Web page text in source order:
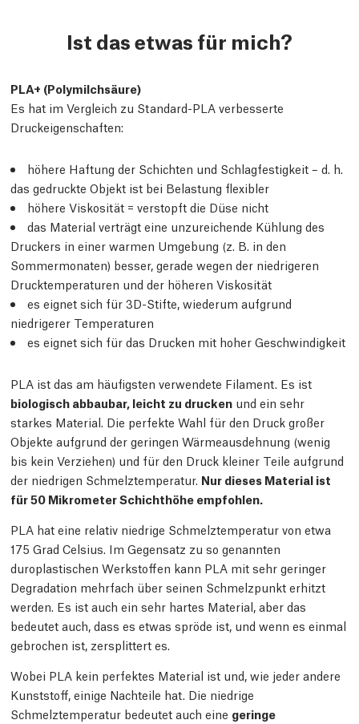
Ist das etwas für mich?
PLA+ (Polymilchsäure)
Es hat im Vergleich zu Standard-PLA verbesserte
Druckeigenschaften:
höhere Haftung der Schichten und Schlagfestigkeit – d. h.
das gedruckte Objekt ist bei Belastung flexibler
höhere Viskosität = verstopft die Düse nicht
das Material verträgt eine unzureichende Kühlung des
Druckers in einer warmen Umgebung (z. B. in den
Sommermonaten) besser, gerade wegen der niedrigeren
Drucktemperaturen und der höheren Viskosität
es eignet sich für 3D-Stifte, wiederum aufgrund
niedrigerer Temperaturen
es eignet sich für das Drucken mit hoher Geschwindigkeit
PLA ist das am häufigsten verwendete Filament. Es ist
biologisch abbaubar, leicht zu drucken und ein sehr
starkes Material. Die perfekte Wahl für den Druck großer
Objekte aufgrund der geringen Wärmeausdehnung (wenig
bis kein Verziehen) und für den Druck kleiner Teile aufgrund
der niedrigen Schmelztemperatur. Nur dieses Material ist
für 50 Mikrometer Schichthöhe empfohlen.
PLA hat eine relativ niedrige Schmelztemperatur von etwa
175 Grad Celsius. Im Gegensatz zu so genannten
duroplastischen Werkstoffen kann PLA mit sehr geringer
Degradation mehrfach über seinen Schmelzpunkt erhitzt
werden. Es ist auch ein sehr hartes Material, aber das
bedeutet auch, dass es etwas spröde ist, und wenn es einmal
gebrochen ist, zersplittert es.
Wobei PLA kein perfektes Material ist und, wie jeder andere
Kunststoff, einige Nachteile hat. Die niedrige
Schmelztemperatur bedeutet auch eine geringe